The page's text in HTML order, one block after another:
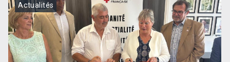
Actualités